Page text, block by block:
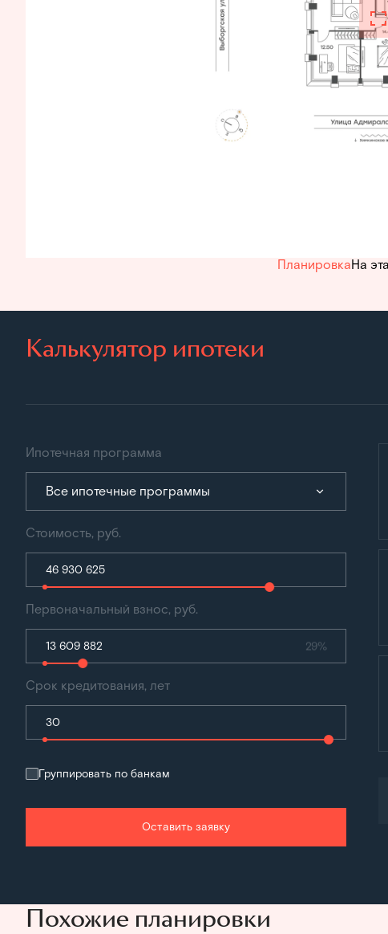
ПланировкаНа
Калькулятор ипотеки
Ипотечная программа
Все ипотечные программы
Стоимость, руб.
Первоначальный взнос, руб.
29%
Срок кредитования, лет
Группировать по банкам
Оставить заявку
Похожие планировки